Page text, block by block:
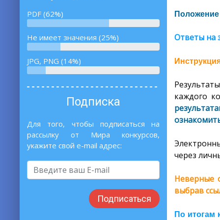
PDF (62%)
Не имеет значения (25%)
JPG, PNG (14%)
Подписка
Для того, чтобы подписаться на
рассылку от Мира конкурсов,
укажите свой e-mail адрес:
Подписаться
Ответы на
каждого
через
Неверные
выбрав
По итогам